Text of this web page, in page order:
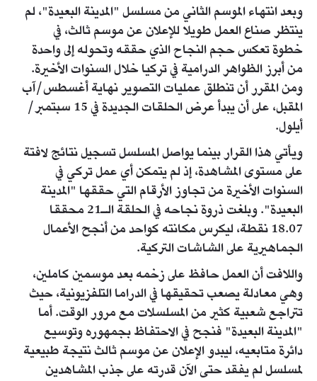
وبعد انتهاء الموسم الثاني من مسلسل "المدينة البعيدة"، لم
ينتظر صناع العمل طويلا للإعلان عن موسم ثالث، في
خطوة تعكس حجم النجاح الذي حققه وتحوله إلى واحدة
من أبرز الظواهر الدرامية في تركيا خلال السنوات الأخيرة.
ومن المقرر أن تنطلق عمليات التصوير نهاية أغسطس/آب
المقبل، على أن يبدأ عرض الحلقات الجديدة في 15 سبتمبر/
أيلول.
ويأتي هذا القرار بينما يواصل المسلسل تسجيل نتائج لافتة
على مستوى المشاهدة، إذ لم يتمكن أي عمل تركي في
السنوات الأخيرة من تجاوز الأرقام التي حققها "المدينة
البعيدة". وبلغت ذروة نجاحه في الحلقة الـ21 محققا
18.07 نقطة، ليكرس مكانته كواحد من أنجح الأعمال
الجماهيرية على الشاشات التركية.
واللافت أن العمل حافظ على زخمه بعد موسمين كاملين،
وهي معادلة يصعب تحقيقها في الدراما التلفزيونية، حيث
تتراجع شعبية كثير من المسلسلات مع مرور الوقت. أما
"المدينة البعيدة" فنجح في الاحتفاظ بجمهوره وتوسيع
دائرة متابعيه، ليبدو الإعلان عن موسم ثالث نتيجة طبيعية
لمسلسل لم يفقد حتى الآن قدرته على جذب المشاهدين